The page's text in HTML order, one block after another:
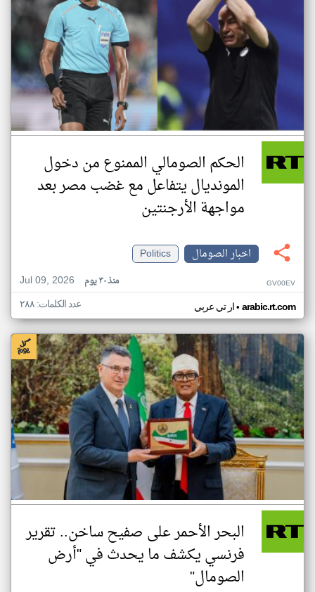
الحكم الصومالي الممنوع من دخول
المونديال يتفاعل مع غضب مصر بعد
مواجهة الأرجنتين
اخبار الصومال
Politics
Jul 09, 2026
منذ ٣٠ يوم GV00EV
ار تي عربي• arabic.rt.com عدد الكلمات: ٢٨٨
البحر الأحمر على صفيح ساخن.. تقرير
فرنسي يكشف ما يحدث في "أرض
الصومال"